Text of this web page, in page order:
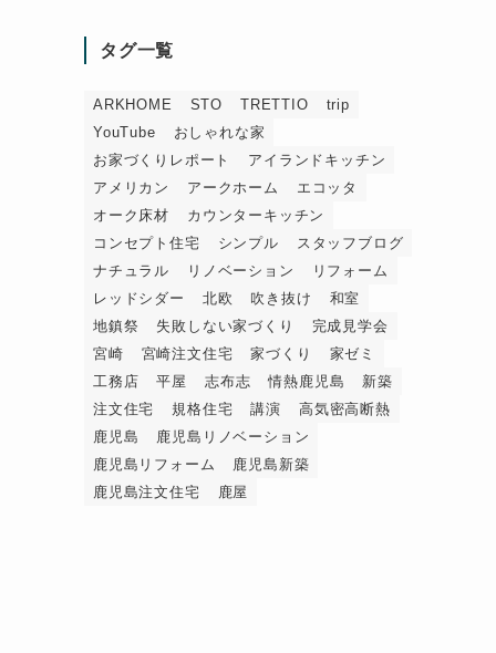
タグ一覧
ARKHOME STO TRETTIO
trip
YouTube
おしゃれな家
お家づくりレポート
アイランドキッチン
アメリカン
アークホーム
エコッタ
オーク床材
カウンターキッチン
コンセプト住宅
シンプル
スタッフブログ
ナチュラル
リノベーション
リフォーム
レッドシダー
北欧 吹き抜け
和室
地鎮祭
失敗しない家づくり
完成見学会
宮崎
宮崎注文住宅 家づくり
家ゼミ
工務店
平屋 志布志 情熱鹿児島
新築
注文住宅
規格住宅 講演
高気密高断熱
鹿児島
鹿児島リノベーション
鹿児島リフォーム
鹿児島新築
鹿児島注文住宅
鹿屋